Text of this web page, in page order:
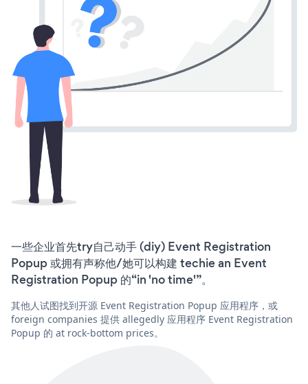
一些企业首先try自己动手 (diy) Event Registration
Popup 或拥有声称他/她可以构建 techie an Event
Registration Popup 的“in 'no time'”。
其他人试图找到开源 Event Registration Popup 应用程序，或
foreign companies 提供 allegedly 应用程序 Event Registration
Popup 的 at rock-bottom prices。